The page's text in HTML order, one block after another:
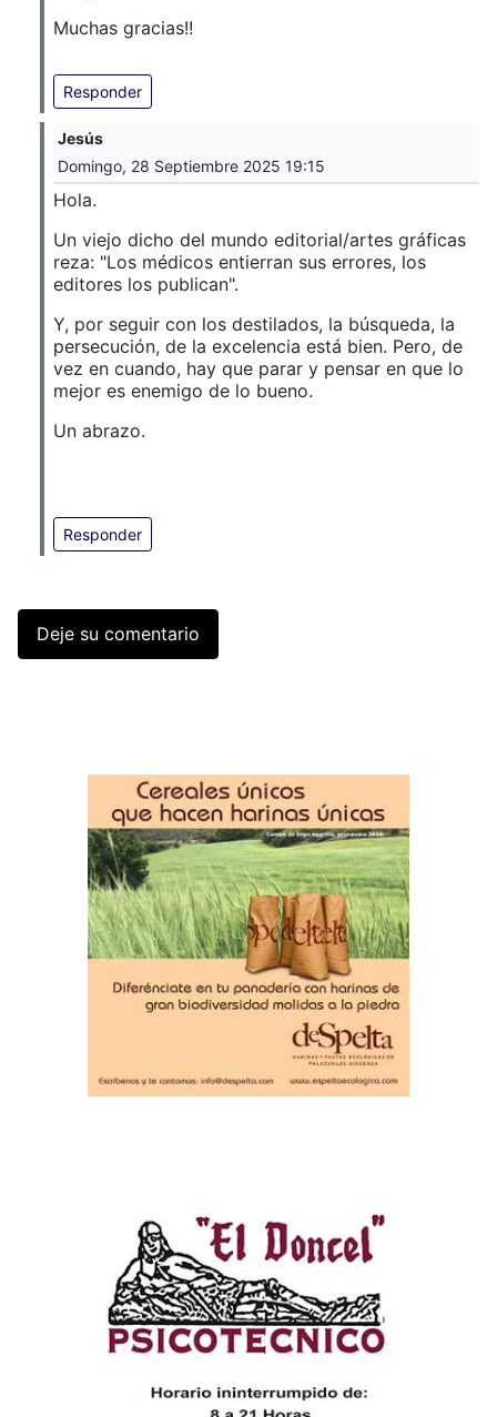
Muchas gracias!!
Responder
Jesús
Domingo, 28 Septiembre 2025 19:15
Hola.
Un viejo dicho del mundo editorial/artes gráficas
reza: "Los médicos entierran sus errores, los
editores los publican".
Y, por seguir con los destilados, la búsqueda, la
persecución, de la excelencia está bien. Pero, de
vez en cuando, hay que parar y pensar en que lo
mejor es enemigo de lo bueno.
Un abrazo.
Responder
Deje su comentario